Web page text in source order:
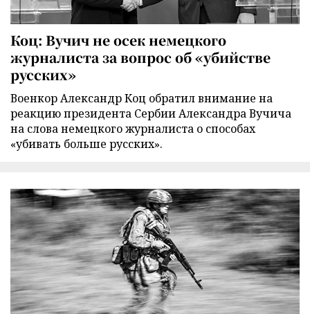
Коц: Вучич не осек немецкого
журналиста за вопрос об «убийстве
русских»
Военкор Александр Коц обратил внимание на
реакцию президента Сербии Александра Вучича
на слова немецкого журналиста о способах
«убивать больше русских».